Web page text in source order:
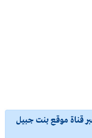
قناة موقع بنت جبيل